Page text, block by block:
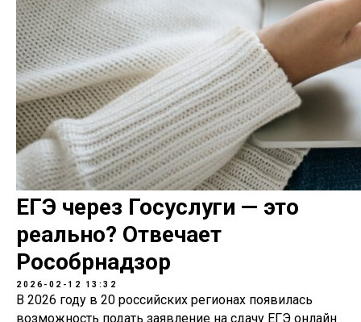
ЕГЭ через Госуслуги — это
реально? Отвечает
Рособрнадзор
2026-02-12 13:32
В 2026 году в 20 российских регионах появилась
возможность подать заявление на сдачу ЕГЭ онлайн